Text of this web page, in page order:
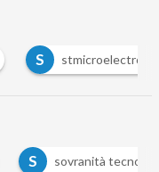
S
S sovranità